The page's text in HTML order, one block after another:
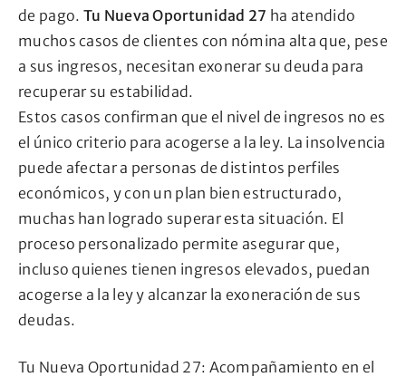
de pago. Tu Nueva Oportunidad 27 ha atendido
muchos casos de clientes con nómina alta que, pese
a sus ingresos, necesitan exonerar su deuda para
recuperar su estabilidad.
Estos casos confirman que el nivel de ingresos no es
el único criterio para acogerse a la ley. La insolvencia
puede afectar a personas de distintos perfiles
económicos, y con un plan bien estructurado,
muchas han logrado superar esta situación. El
proceso personalizado permite asegurar que,
incluso quienes tienen ingresos elevados, puedan
acogerse a la ley y alcanzar la exoneración de sus
deudas.
Tu Nueva Oportunidad 27: Acompañamiento en el